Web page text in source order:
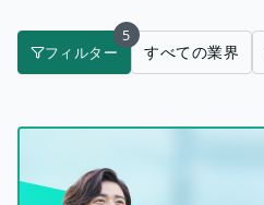
フィルター
5
すべての業界